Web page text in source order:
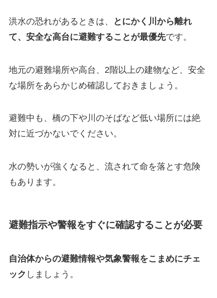
洪水の恐れがあるときは、
とにかく川から離れ
て、安全な高台に避難することが最優先です。
地元の避難場所や高台、2階以上の建物など、安全
な場所をあらかじめ確認しておきましょう。
避難中も、橋の下や川のそばなど低い場所には絶
対に近づかないでください。
水の勢いが強くなると、流されて命を落とす危険
もあります。
避難指示や警報をすぐに確認することが必要
自治体からの避難情報や気象警報をこまめにチェ
ック しましょう。